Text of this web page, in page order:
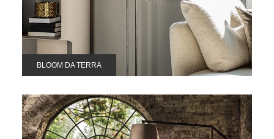
BLOOM DA TERRA